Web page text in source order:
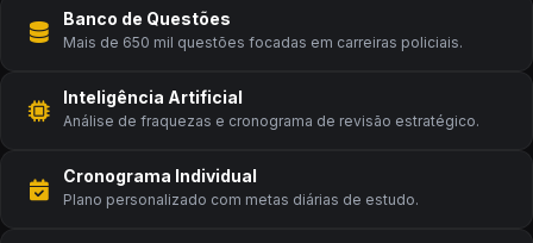
Banco de Questões
Mais de 650 mil questões focadas em carreiras policiais.
Inteligência Artificial
Análise de fraquezas e cronograma de revisão estratégico.
Cronograma Individual
Plano personalizado com metas diárias de estudo.